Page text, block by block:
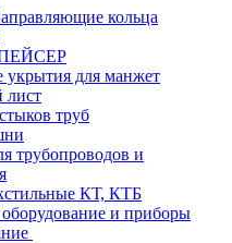
кольца
укрытия для манжет
лист
труб
трубопроводов и
КТ, КТБ
и приборы